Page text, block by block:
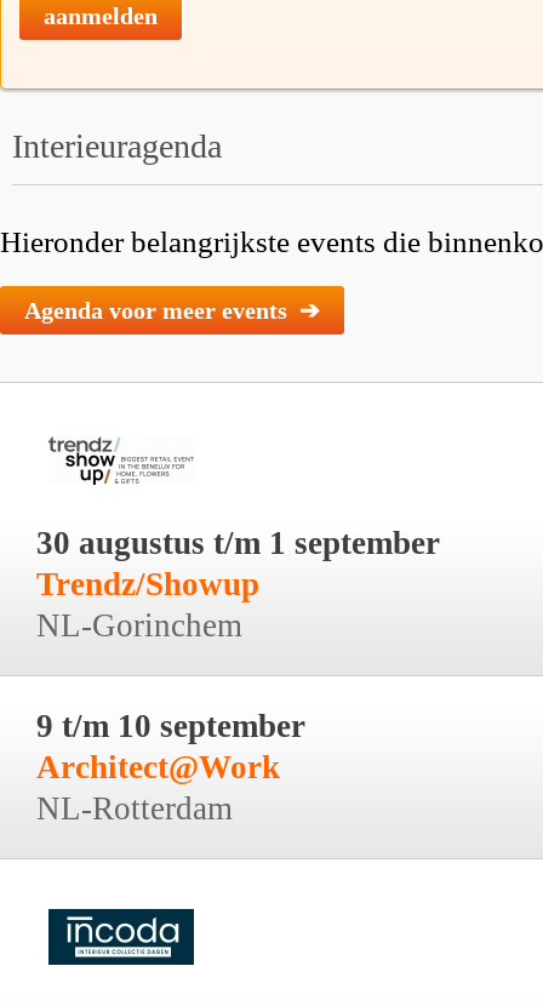
aanmelden
Interieuragenda
Hieronder belangrijkste events die
Agenda voor meer events ➔
30 augustus t/m 1 september
Trendz/Showup
NL-Gorinchem
9 t/m 10 september
Architect@Work
NL-Rotterdam